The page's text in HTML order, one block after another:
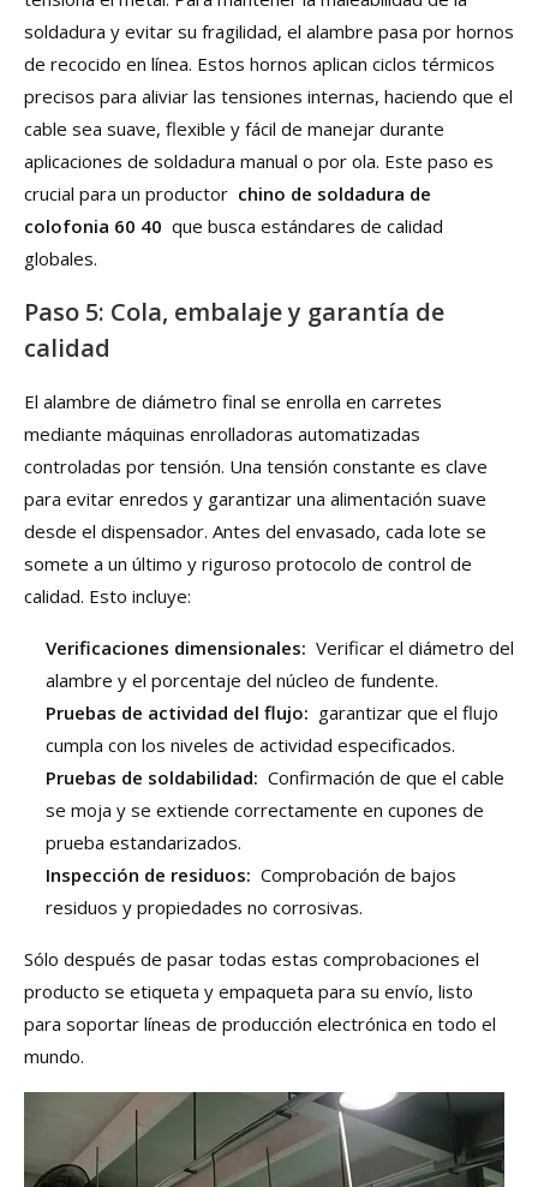
soldadura y evitar su fragilidad, el alambre pasa por hornos
de recocido en línea. Estos hornos aplican ciclos térmicos
precisos para aliviar las tensiones internas, haciendo que el
cable sea suave, flexible y fácil de manejar durante
aplicaciones de soldadura manual o por ola. Este paso es
crucial para un productor chino de soldadura de
colofonia 60 40 que busca estándares de calidad
globales.
Paso 5: Cola, embalaje y garantía de
calidad
El alambre de diámetro final se enrolla en carretes
mediante máquinas enrolladoras automatizadas
controladas por tensión. Una tensión constante es clave
para evitar enredos y garantizar una alimentación suave
desde el dispensador. Antes del envasado, cada lote se
somete a un último y riguroso protocolo de control de
calidad. Esto incluye:
Verificaciones dimensionales: Verificar el diámetro del
alambre y el porcentaje del núcleo de fundente.
Pruebas de actividad del flujo: garantizar que el flujo
cumpla con los niveles de actividad especificados.
Pruebas de soldabilidad: Confirmación de que el cable
se moja y se extiende correctamente en cupones de
prueba estandarizados.
Inspección de residuos: Comprobación de bajos
residuos y propiedades no corrosivas.
Sólo después de pasar todas estas comprobaciones el
producto se etiqueta y empaqueta para su envío, listo
para soportar líneas de producción electrónica en todo el
mundo.